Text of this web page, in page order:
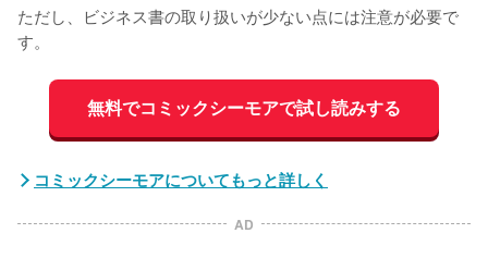
ただし、ビジネス書の取り扱いが少ない点には注意が必要で
す。
無料でコミックシーモアで試し読みする
コミックシーモアについてもっと詳しく
AD